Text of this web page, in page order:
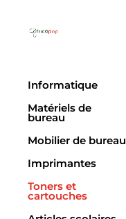
Informatique
Matériels de
bureau
Mobilier de bureau
Imprimantes
Toners et
cartouches